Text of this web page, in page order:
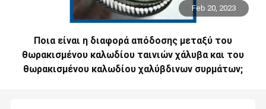
Feb 20, 2023
Ποια είναι η διαφορά απόδοσης μεταξύ του
θωρακισμένου καλωδίου ταινιών χάλυβα και του
θωρακισμένου καλωδίου χαλύβδινων συρμάτων;